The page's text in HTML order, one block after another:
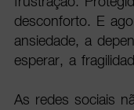
desconforto. E
ansiedade, a
esperar, a
As redes sociais